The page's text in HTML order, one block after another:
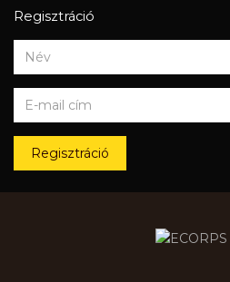
Regisztráció
Regisztráció